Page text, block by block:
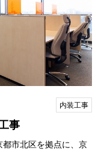
内装工事
事
市北区を拠点に、京